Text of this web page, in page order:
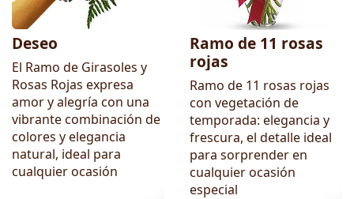
Deseo
El Ramo de Girasoles y
Rosas Rojas expresa
amor y alegría con una
vibrante combinación de
colores y elegancia
natural, ideal para
cualquier ocasión
Ramo de 11 rosas
rojas
Ramo de 11 rosas rojas
con vegetación de
temporada: elegancia y
frescura, el detalle ideal
para sorprender en
cualquier ocasión
especial